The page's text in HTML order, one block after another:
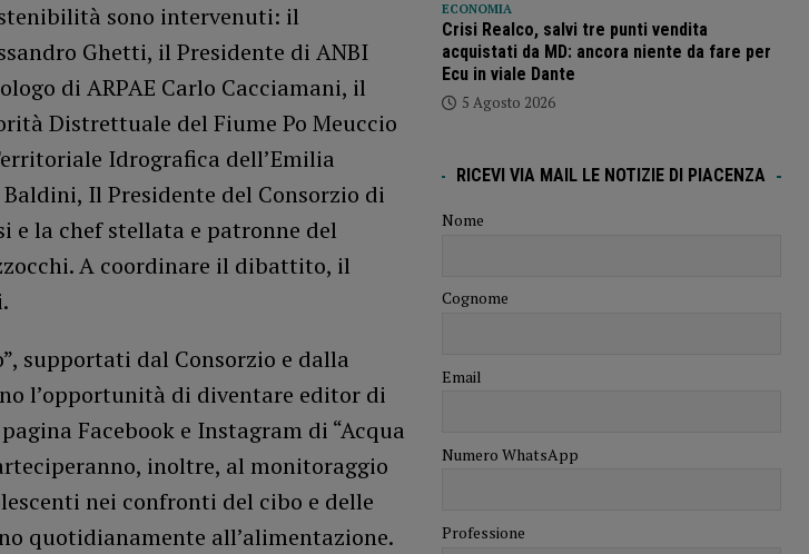
sono intervenuti: il
Ghetti, il Presidente di ANBI
di ARPAE Carlo Cacciamani, il
Distrettuale del Fiume Po Meuccio
Idrografica dell’Emilia
Il Presidente del Consorzio di
e la chef stellata e patronne del
A coordinare il dibattito, il
supportati dal Consorzio e dalla
l’opportunità di diventare editor di
Facebook e Instagram di “Acqua
inoltre, al monitoraggio
nei confronti del cibo e delle
quotidianamente all’alimentazione.
ECONOMIA
Crisi Realco, salvi tre punti vendita
acquistati da MD: ancora niente da fare per
Ecu in viale Dante
5 Agosto 2026
RICEVI VIA MAIL LE NOTIZIE DI PIACENZA
Nome
Cognome
Email
Numero WhatsApp
Professione